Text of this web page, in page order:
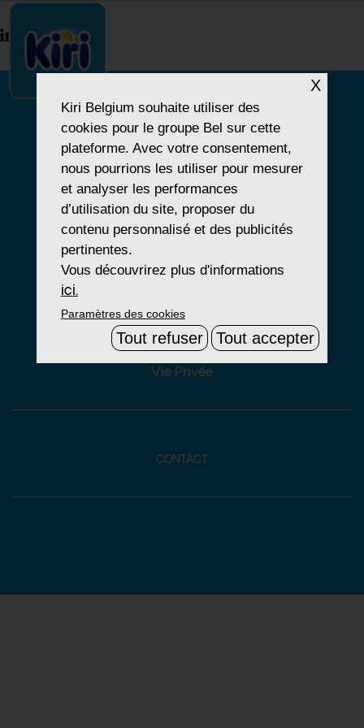
index.php
NOTRE HISTOIRE
NOS PRODUITS
NOS ENGAGEMENTS
Mentions Légales
Groupe Bel
Vie Privée
CONTACT
X
Kiri Belgium souhaite utiliser des
cookies pour le groupe Bel sur cette
plateforme. Avec votre consentement,
nous pourrions les utiliser pour mesurer
et analyser les performances
d’utilisation du site, proposer du
contenu personnalisé et des publicités
pertinentes.
Vous découvrirez plus d'informations
ici.
Paramètres des cookies
Tout refuser Tout accepter